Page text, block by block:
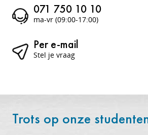
071 750 10 10
ma-vr (09:00-17:00)
Per e-mail
Stel je vraag
Trots op onze